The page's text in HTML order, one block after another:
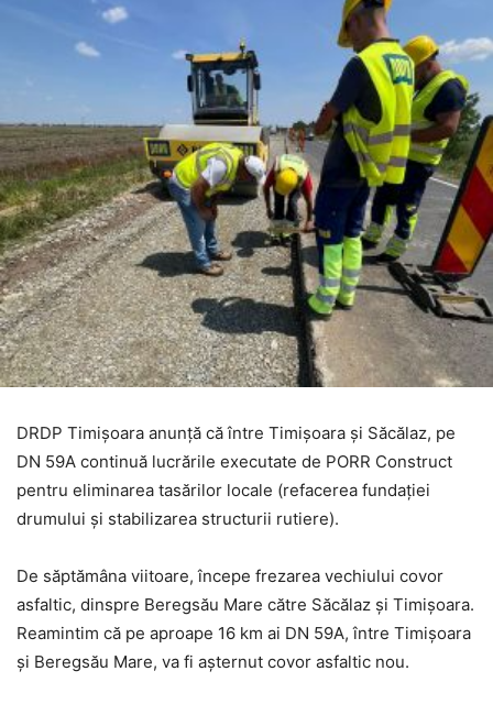
DRDP Timișoara anunță că între Timișoara și Săcălaz, pe
DN 59A continuă lucrările executate de PORR Construct
pentru eliminarea tasărilor locale (refacerea fundației
drumului și stabilizarea structurii rutiere).
De săptămâna viitoare, începe frezarea vechiului covor
asfaltic, dinspre Beregsău Mare către Săcălaz și Timișoara.
Reamintim că pe aproape 16 km ai DN 59A, între Timișoara
și Beregsău Mare, va fi așternut covor asfaltic nou.